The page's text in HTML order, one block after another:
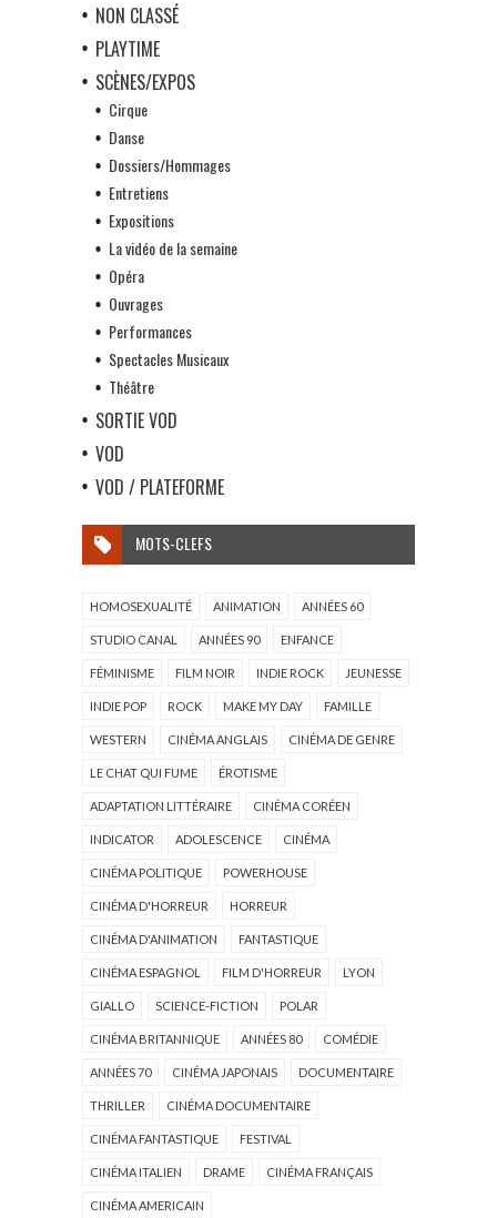
NON CLASSÉ
PLAYTIME
SCÈNES/EXPOS
Cirque
Danse
Dossiers/Hommages
Entretiens
Expositions
La vidéo de la semaine
Opéra
Ouvrages
Performances
Spectacles Musicaux
Théâtre
SORTIE VOD
VOD
VOD / PLATEFORME
MOTS-CLEFS
HOMOSEXUALITÉ ANIMATION ANNÉES 60
STUDIO CANAL ANNÉES 90 ENFANCE
FÉMINISME FILM NOIR INDIE ROCK JEUNESSE
INDIE POP ROCK MAKE MY DAY FAMILLE
WESTERN CINÉMA ANGLAIS CINÉMA DE GENRE
LE CHAT QUI FUME ÉROTISME
ADAPTATION LITTÉRAIRE CINÉMA CORÉEN
INDICATOR ADOLESCENCE CINÉMA
CINÉMA POLITIQUE POWERHOUSE
CINÉMA D'HORREUR HORREUR
CINÉMA D'ANIMATION FANTASTIQUE
CINÉMA ESPAGNOL FILM D'HORREUR LYON
GIALLO SCIENCE-FICTION POLAR
CINÉMA BRITANNIQUE ANNÉES 80 COMÉDIE
ANNÉES 70 CINÉMA JAPONAIS DOCUMENTAIRE
THRILLER CINÉMA DOCUMENTAIRE
CINÉMA FANTASTIQUE FESTIVAL
CINÉMA ITALIEN DRAME CINÉMA FRANÇAIS
CINÉMA AMERICAIN